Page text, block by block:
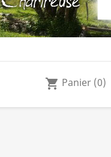
shopping_cart Panier (0)